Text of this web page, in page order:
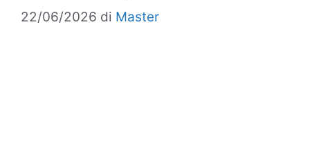
22/06/2026 di Master